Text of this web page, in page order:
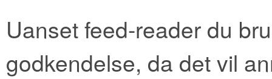
Uanset feed-reader du
godkendelse, da det vil